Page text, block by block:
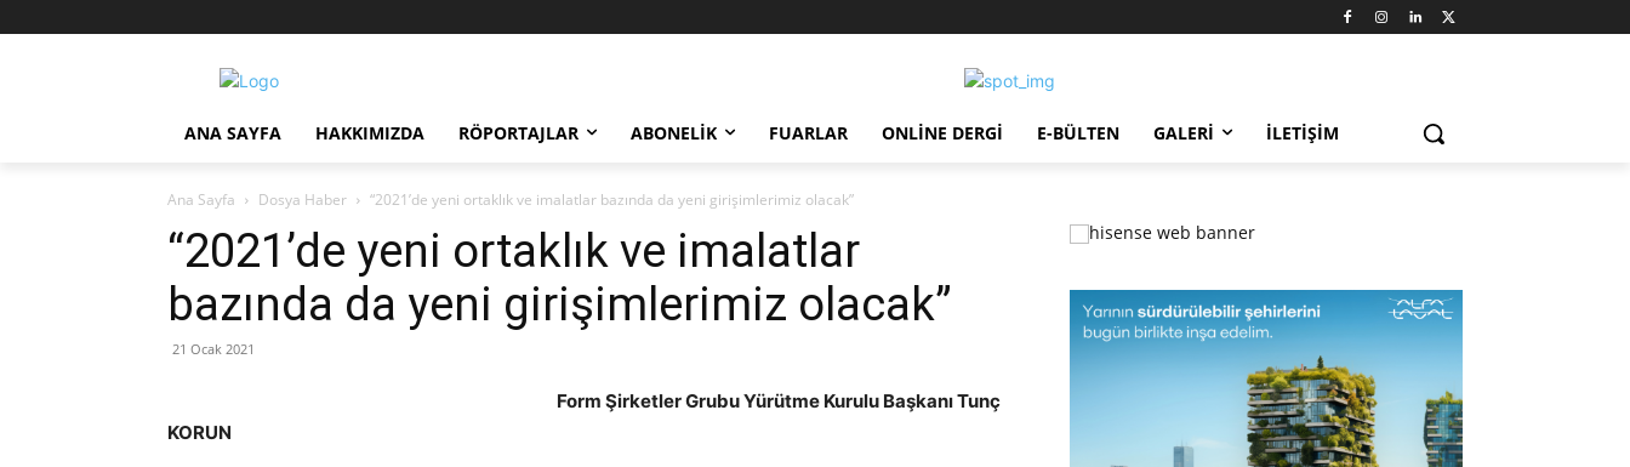
ANA SAYFA HAKKIMIZDA RÖPORTAJLAR ABONELIK FUARLAR ONLINE DERGI E-BÜLTEN GALERI İLETIŞIM
Ana Sayfa Dosya Haber “2021’de yeni ortaklık ve imalatlar bazında da yeni girişimlerimiz olacak”
“2021’de yeni ortaklık ve imalatlar
bazında da yeni girişimlerimiz olacak”
21 Ocak 2021
Form Şirketler Grubu Yürütme Kurulu Başkanı Tunç
KORUN